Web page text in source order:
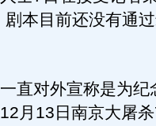
剧本目前还没有通
对外宣称是为纪
月13日南京大屠